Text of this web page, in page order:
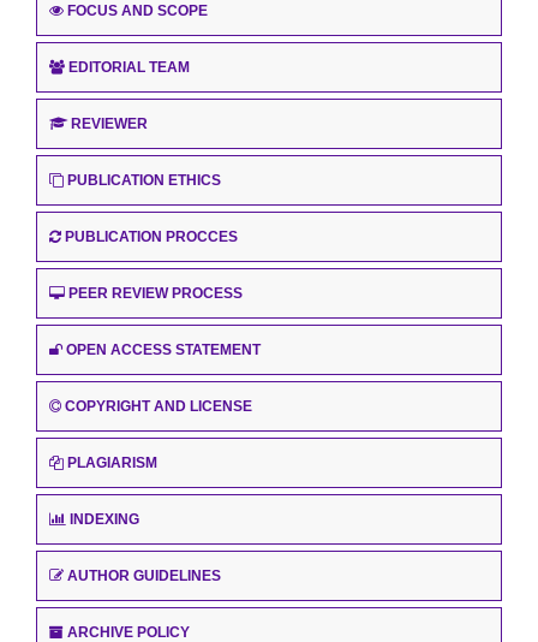
FOCUS AND SCOPE
EDITORIAL TEAM
REVIEWER
PUBLICATION ETHICS
PUBLICATION PROCCES
PEER REVIEW PROCESS
OPEN ACCESS STATEMENT
COPYRIGHT AND LICENSE
PLAGIARISM
INDEXING
AUTHOR GUIDELINES
ARCHIVE POLICY